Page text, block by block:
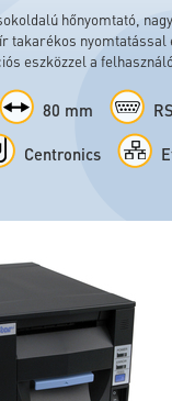
hőnyomtató, nagy
takarékos nyomtatással
eszközzel a
80 mm
Centronics